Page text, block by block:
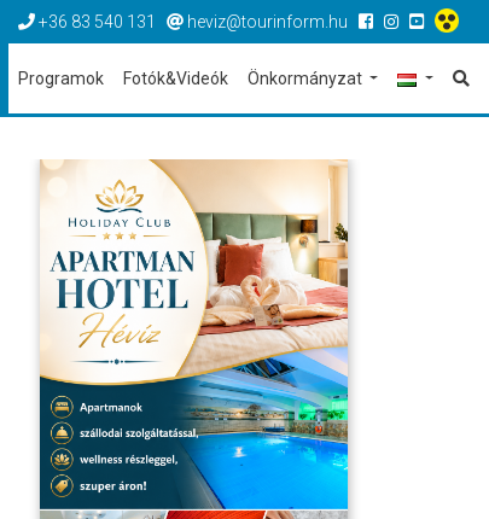
+36 83 540 131 heviz@tourinform.hu
Programok Fotók&Videók Önkormányzat